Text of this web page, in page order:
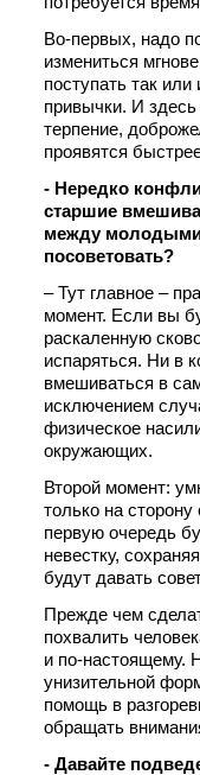
Во-первых, надо
измениться
поступать так
привычки. И
терпение,
проявятся
- Нередко
старшие
между
посоветовать?
– Тут главное –
момент. Если вы
раскаленную
испаряться. Ни в
вмешиваться в
исключением
физическое
окружающих.
Второй момент:
только на
первую очередь
невестку,
будут давать
Прежде чем
похвалить
и по-настоящему.
унизительной
помощь в
обращать
- Давайте